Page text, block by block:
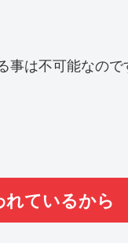
は不可能なの
ているから